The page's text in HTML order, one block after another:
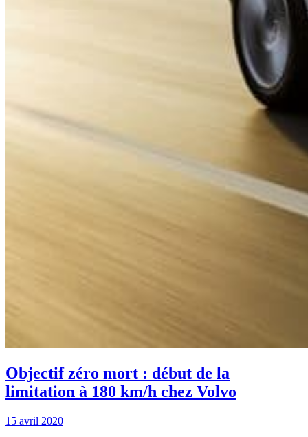
Objectif zéro mort : début de la
limitation à 180 km/h chez Volvo
15 avril 2020